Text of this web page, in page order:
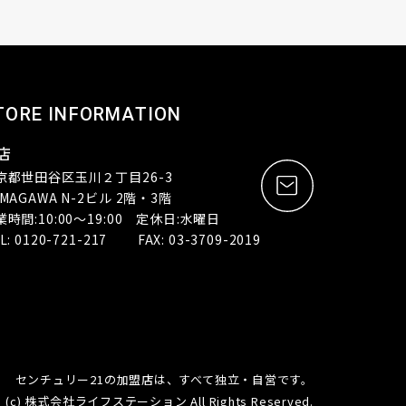
INFORMATION
都世田谷区玉川２丁目26-3
N-2ビル 2階・3階
時間:10:00～19:00 定休日:水曜日
0120-721-217 FAX: 03-3709-2019
センチュリー21の加盟店は、すべて独立・自営です。
(c) 株式会社ライフステーション All Rights Reserved.